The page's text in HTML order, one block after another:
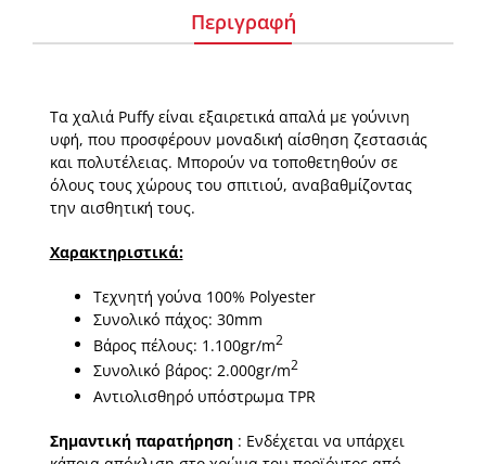
Περιγραφή
Τα χαλιά Puffy είναι εξαιρετικά απαλά με γούνινη
υφή, που προσφέρουν μοναδική αίσθηση ζεστασιάς
και πολυτέλειας. Μπορούν να τοποθετηθούν σε
όλους τους χώρους του σπιτιού, αναβαθμίζοντας
την αισθητική τους.
Χαρακτηριστικά:
Τεχνητή γούνα 100% Polyester
Συνολικό πάχος: 30mm
Βάρος πέλους: 1.100gr/m2
Συνολικό βάρος: 2.000gr/m2
Αντιολισθηρό υπόστρωμα TPR
Σημαντική παρατήρηση: Ενδέχεται να υπάρχει